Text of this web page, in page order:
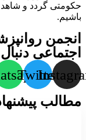
حکومتی گردد و
باشیم.
انجمن
اجتماعی
Twitter
مطالب